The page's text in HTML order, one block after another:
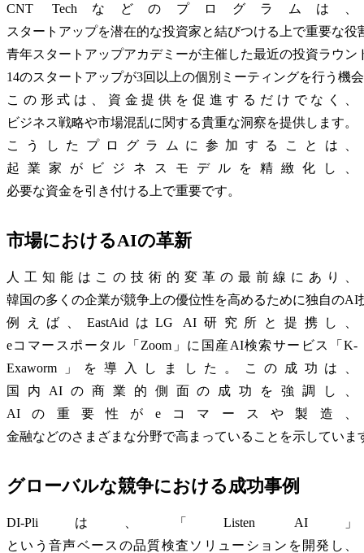
CNT Techなどのプログラムは、
スタートアップを潜在的な投資家と結びつける上で重要な役
青年スタートアップアカデミーが主催した最近の投資ラウン
14のスタートアップが3回以上の個別ミーティングを行う機
この形式は、資金提供を促進するだけでなく、
ビジネス戦略や市場混乱に関する貴重な洞察を提供します。
こうしたプログラムに参加することは、
起業家がビジネスモデルを精緻化し、
必要な資金を引き付ける上で重要です。
市場におけるAIの革新
人工知能はこの技術的変革の最前線にあり、
韓国の多くの企業が競争上の優位性を高めるために独自のAI
例えば、EastAidはLG AI研究所と提携し、
eコマースポータル「Zoom」に国産AI検索サービス「K-
Exaworm」を導入しました。この成功は、
国内AIの商業的側面の成功を強調し、
AIの重要性がeコマースや製造、
金融などのさまざまな分野で高まっていることを示していま
グローバルな競争における成功事例
DI-Pliは、「Listen AI」
という音声ベースの品質検査ソリューションを開発し、